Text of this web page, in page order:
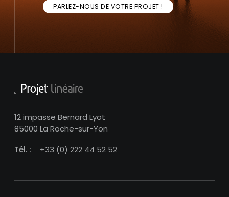
PARLEZ-NOUS DE VOTRE PROJET !
12 impasse Bernard Lyot
85000 La Roche-sur-Yon
Tél. :
+33 (0) 222 44 52 52